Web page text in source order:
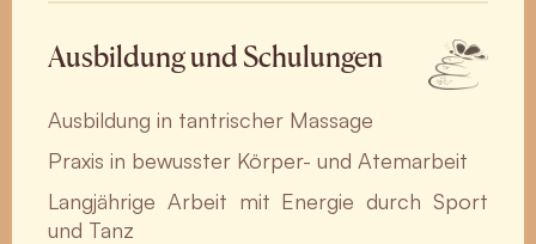
Ausbildung und Schulungen
Ausbildung in tantrischer Massage
Praxis in bewusster Körper- und Atemarbeit
Langjährige Arbeit mit Energie durch Sport
und Tanz